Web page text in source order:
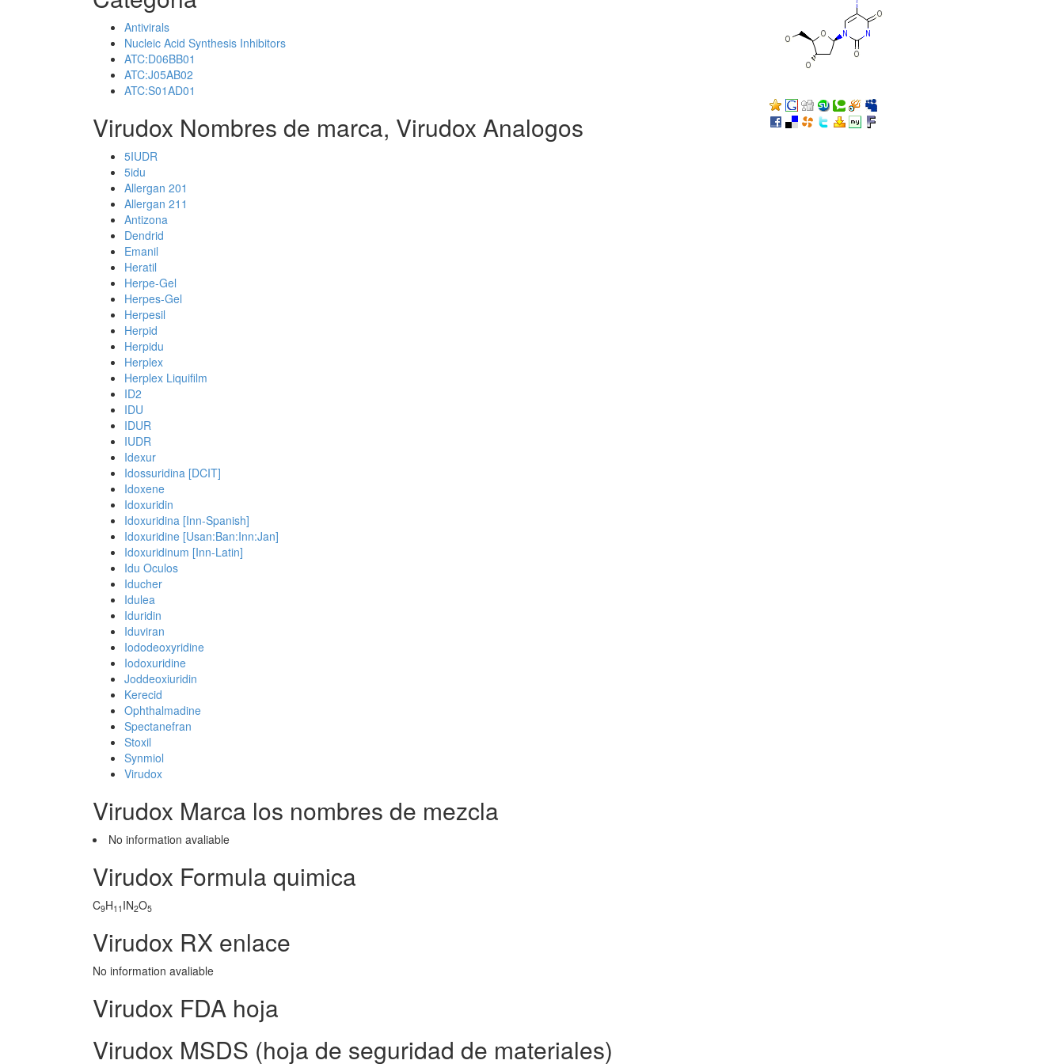
Antivirals
Nucleic Acid Synthesis Inhibitors
ATC:D06BB01
ATC:J05AB02
ATC:S01AD01
Virudox Nombres de marca, Virudox Analogos
5IUDR
5idu
Allergan 201
Allergan 211
Antizona
Dendrid
Emanil
Heratil
Herpe-Gel
Herpes-Gel
Herpesil
Herpid
Herpidu
Herplex
Herplex Liquifilm
ID2
IDU
IDUR
IUDR
Idexur
Idossuridina [DCIT]
Idoxene
Idoxuridin
Idoxuridina [Inn-Spanish]
Idoxuridine [Usan:Ban:Inn:Jan]
Idoxuridinum [Inn-Latin]
Idu Oculos
Iducher
Idulea
Iduridin
Iduviran
Iododeoxyridine
Iodoxuridine
Joddeoxiuridin
Kerecid
Ophthalmadine
Spectanefran
Stoxil
Synmiol
Virudox
Virudox Marca los nombres de mezcla
No information avaliable
Virudox Formula quimica
C9H11 IN2O5
Virudox RX enlace
No information avaliable
Virudox FDA hoja
Virudox MSDS (hoja de seguridad de materiales)